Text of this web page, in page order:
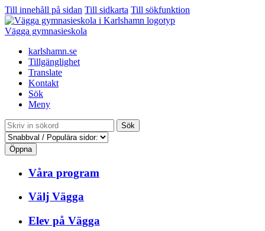
Till innehåll på sidan Till sidkarta Till sökfunktion
Vägga gymnasieskola
karlshamn.se
Tillgänglighet
Translate
Kontakt
Sök
Meny
Sök
Öppna
Våra program
Välj Vägga
Elev på Vägga